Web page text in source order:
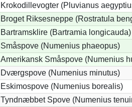
Krokodillevogter (Pluvianus
Broget Riksesneppe (Rostratula
Bartramsklire (Bartramia longicauda)
Småspove (Numenius phaeopus)
Amerikansk Småspove (Numenius
Dværgspove (Numenius minutus)
Eskimospove (Numenius borealis)
Tyndnæbbet Spove (Numenius